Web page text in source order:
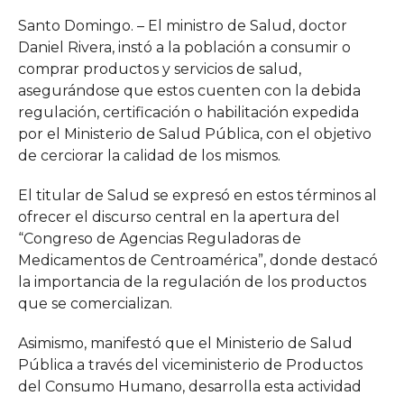
Santo Domingo. – El ministro de Salud, doctor
Daniel Rivera, instó a la población a consumir o
comprar productos y servicios de salud,
asegurándose que estos cuenten con la debida
regulación, certificación o habilitación expedida
por el Ministerio de Salud Pública, con el objetivo
de cerciorar la calidad de los mismos.
El titular de Salud se expresó en estos términos al
ofrecer el discurso central en la apertura del
“Congreso de Agencias Reguladoras de
Medicamentos de Centroamérica”, donde destacó
la importancia de la regulación de los productos
que se comercializan.
Asimismo, manifestó que el Ministerio de Salud
Pública a través del viceministerio de Productos
del Consumo Humano, desarrolla esta actividad